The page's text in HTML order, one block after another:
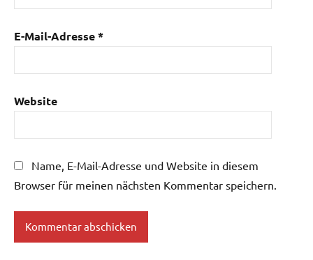
E-Mail-Adresse*
Website
Name, E-Mail-Adresse und Website in diesem
Browser für meinen nächsten Kommentar speichern.